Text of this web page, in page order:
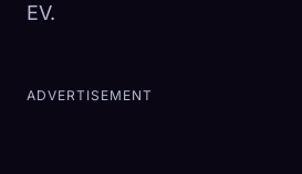
EV.
ADVERTISEMENT